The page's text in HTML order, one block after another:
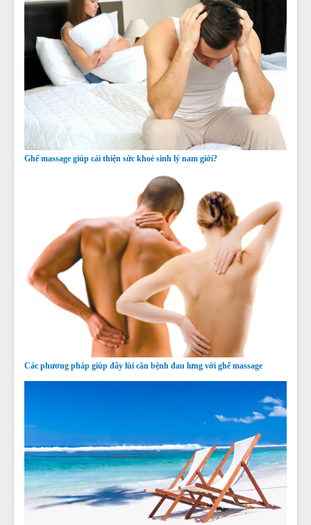
Ghế massage giúp cải thiện sức khoẻ sinh lý nam giới?
Các phương pháp giúp đẩy lùi căn bệnh đau lưng với ghế massage